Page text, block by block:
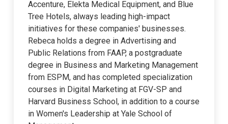
Accenture, Elekta Medical Equipment, and Blue
Tree Hotels, always leading high-impact
initiatives for these companies' businesses.
Rebeca holds a degree in Advertising and
Public Relations from FAAP, a postgraduate
degree in Business and Marketing Management
from ESPM, and has completed specialization
courses in Digital Marketing at FGV-SP and
Harvard Business School, in addition to a course
in Women's Leadership at Yale School of